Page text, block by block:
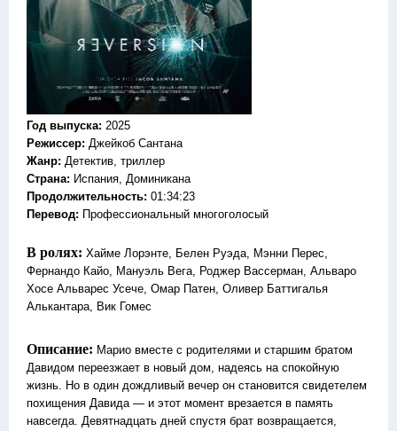
Год выпуска: 2025
Режиссер: Джейкоб Сантана
Жанр: Детектив, триллер
Страна: Испания, Доминикана
Продолжительность: 01:34:23
Перевод: Профессиональный многоголосый
В ролях: Хайме Лорэнте, Белен Руэда, Мэнни Перес,
Фернандо Кайо, Мануэль Вега, Роджер Вассерман, Альваро
Хосе Альварес Усече, Омар Патен, Оливер Баттигалья
Алькантара, Вик Гомес
Описание: Марио вместе с родителями и старшим братом
Давидом переезжает в новый дом, надеясь на спокойную
жизнь. Но в один дождливый вечер он становится свидетелем
похищения Давида — и этот момент врезается в память
навсегда. Девятнадцать дней спустя брат возвращается,